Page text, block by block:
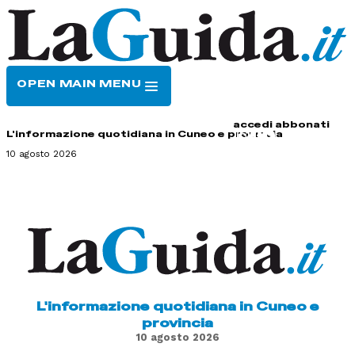
OPEN MAIN MENU
accedi abbonati
L'informazione quotidiana in Cuneo e provincia
10 agosto 2026
L'informazione quotidiana in Cuneo e
provincia
10 agosto 2026